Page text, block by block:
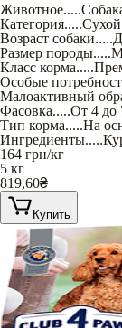
Животное.....
Категория.....
Возраст собаки.....
Размер породы.....
Класс корма.....
Особые
Малоактивный
Фасовка.....От 4 до
Тип корма.....На
Ингредиенты.....
164 грн/кг
5 кг
819,60₴
Купить